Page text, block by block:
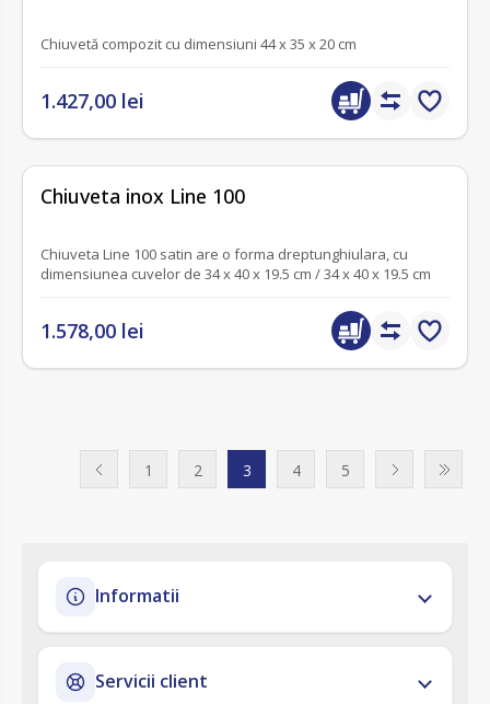
Chiuvetă compozit cu dimensiuni 44 x 35 x 20 cm
1.427,00 lei
Chiuveta inox Line 100
Chiuveta Line 100 satin are o forma dreptunghiulara, cu
dimensiunea cuvelor de 34 x 40 x 19.5 cm / 34 x 40 x 19.5 cm
1.578,00 lei
1 2 3 4 5
Informatii
Servicii client